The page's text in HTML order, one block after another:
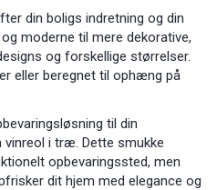
din boligs indretning og din
moderne til mere dekorative,
og forskellige størrelser.
eller beregnet til ophæng på
til din
vinreol i træ. Dette smukke
opbevaringssted, men
dit hjem med elegance og